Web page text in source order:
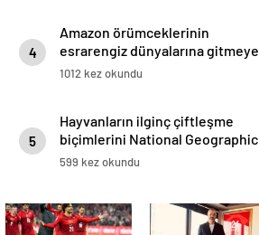
4
Amazon örümceklerinin
esrarengiz dünyalarına gitmeye
hazır olun.
1012 kez okundu
5
Hayvanların ilginç çiftleşme
biçimlerini National Geographic
görüntüledi.
599 kez okundu